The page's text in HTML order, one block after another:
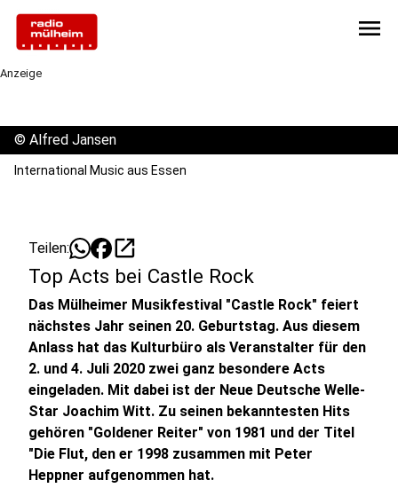
menu
Anzeige
© Alfred Jansen
International Music aus Essen
Teilen: open_in_new
Top Acts bei Castle Rock
Das Mülheimer Musikfestival "Castle Rock" feiert
nächstes Jahr seinen 20. Geburtstag. Aus diesem
Anlass hat das Kulturbüro als Veranstalter für den
2. und 4. Juli 2020 zwei ganz besondere Acts
eingeladen. Mit dabei ist der Neue Deutsche Welle-
Star Joachim Witt. Zu seinen bekanntesten Hits
gehören "Goldener Reiter" von 1981 und der Titel
"Die Flut, den er 1998 zusammen mit Peter
Heppner aufgenommen hat.